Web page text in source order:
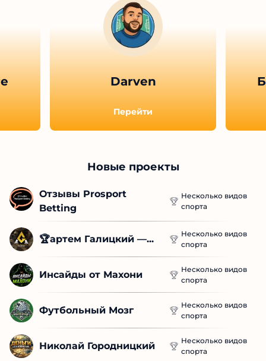
Darven
Перейти
Новые проекты
Отзывы Prosport
Betting
Несколько видов
спорта
🏆артем Галицкий —...
Несколько видов
спорта
Инсайды от Махони
Несколько видов
спорта
Футбольный Мозг
Несколько видов
спорта
Николай Городницкий
Несколько видов
спорта